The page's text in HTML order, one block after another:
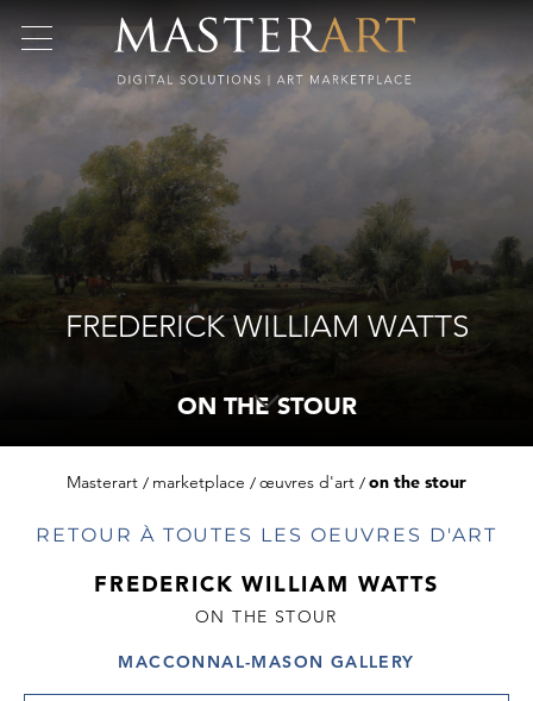
FREDERICK WILLIAM WATTS
ON THE STOUR
Masterart marketplace œuvres d'art on the stour
RETOUR À TOUTES LES OEUVRES D'ART
FREDERICK WILLIAM WATTS
ON THE STOUR
MACCONNAL-MASON GALLERY